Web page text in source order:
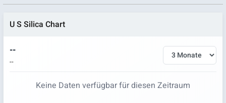
U S Silica Chart
--
--
Keine Daten verfügbar für diesen Zeitraum